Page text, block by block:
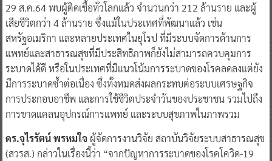
29 ส.ค.64 พบผู้ติดเชื้อทั่วโลกแล้ว จำนวนกว่า 212 ล้านราย และผู้
เสียชีวิตกว่า 4 ล้านราย ซึ่งแม้ในประเทศที่พัฒนาแล้ว เช่น
สหรัฐอเมริกา และหลายประเทศในยุโรป ที่มีระบบจัดการด้านการ
แพทย์และสาธารณสุขที่มีประสิทธิภาพก็ยังไม่สามารถควบคุมการ
ระบาดได้ดี หรือในประเทศที่มีแนวโน้มการระบาดของโรคลดลงแต่ยัง
มีการระบาดซ้ำต่อเนื่อง ซึ่งทั้งหมดส่งผลกระทบต่อระบบเศรษฐกิจ
การประกอบอาชีพ และการใช้ชีวิตประจำวันของประชาชน รวมไปถึง
การขาดแคลนอุปกรณ์การแพทย์ และระบบสุขภาพในภาพรวม
ดร.จุไรรัตน์ พรหมใจผู้จัดการงานวิจัย สถาบันวิจัยระบบสาธารณสุข
(สวรส.) กล่าวในเรื่องนี้ว่า “จากปัญหาการระบาดของโรคโควิด-19